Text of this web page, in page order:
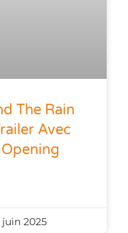
The Rain
Avec
juin 2025